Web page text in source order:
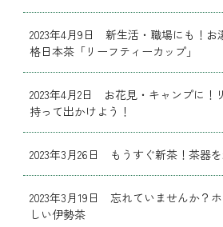
2023年4月9日 新生活・職場にも！
格日本茶「リーフティーカップ」
2023年4月2日 お花見・キャンプに！
持って出かけよう！
2023年3月26日 もうすぐ新茶！茶器
2023年3月19日 忘れていませんか？
しい伊勢茶